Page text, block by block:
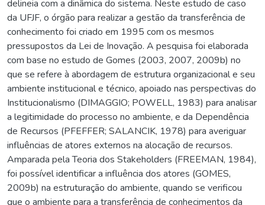
delineia com a dinâmica do sistema. Neste estudo de caso
da UFJF, o órgão para realizar a gestão da transferência de
conhecimento foi criado em 1995 com os mesmos
pressupostos da Lei de Inovação. A pesquisa foi elaborada
com base no estudo de Gomes (2003, 2007, 2009b) no
que se refere à abordagem de estrutura organizacional e seu
ambiente institucional e técnico, apoiado nas perspectivas do
Institucionalismo (DIMAGGIO; POWELL, 1983) para analisar
a legitimidade do processo no ambiente, e da Dependência
de Recursos (PFEFFER; SALANCIK, 1978) para averiguar
influências de atores externos na alocação de recursos.
Amparada pela Teoria dos Stakeholders (FREEMAN, 1984),
foi possível identificar a influência dos atores (GOMES,
2009b) na estruturação do ambiente, quando se verificou
que o ambiente para a transferência de conhecimentos da